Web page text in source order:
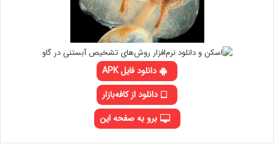
دانلود فایل APK
دانلود از کافه‌بازار
برو به صفحه این